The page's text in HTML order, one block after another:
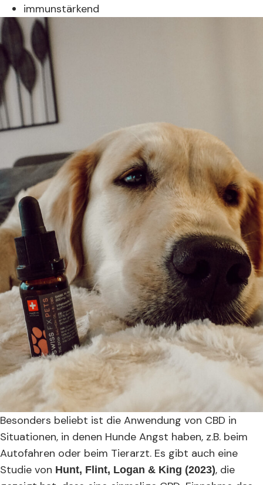
immunstärkend
Besonders beliebt ist die Anwendung von CBD in
Situationen, in denen Hunde Angst haben, z.B. beim
Autofahren oder beim Tierarzt. Es gibt auch eine
Studie von Hunt, Flint, Logan & King (2023), die